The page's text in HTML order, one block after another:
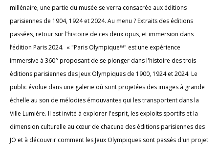
millénaire, une partie du musée se verra consacrée aux éditions
parisiennes de 1904, 1924 et 2024. Au menu ? Extraits des éditions
passées, retour sur l’histoire de ces deux opus, et immersion dans
l’édition Paris 2024. « "Paris Olympique™" est une expérience
immersive à 360° proposant de se plonger dans l'histoire des trois
éditions parisiennes des Jeux Olympiques de 1900, 1924 et 2024. Le
public évolue dans une galerie où sont projetées des images à grande
échelle au son de mélodies émouvantes qui les transportent dans la
Ville Lumière. Il est invité à explorer l'esprit, les exploits sportifs et la
dimension culturelle au cœur de chacune des éditions parisiennes des
JO et à découvrir comment les Jeux Olympiques sont passés d'un projet